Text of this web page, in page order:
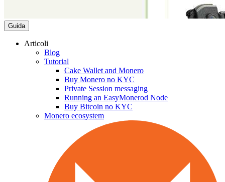
Guida
Articoli
Blog
Tutorial
Cake Wallet and Monero
Buy Monero no KYC
Private Session messaging
Running an EasyMonerod Node
Buy Bitcoin no KYC
Monero ecosystem